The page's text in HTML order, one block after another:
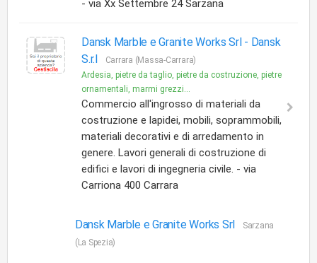
- via Xx Settembre 24 Sarzana
Dansk Marble e Granite Works Srl - Dansk
S.r.l
Carrara (Massa-Carrara)
Ardesia, pietre da taglio, pietre da costruzione, pietre
ornamentali, marmi grezzi...
Commercio all'ingrosso di materiali da
costruzione e lapidei, mobili, soprammobili,
materiali decorativi e di arredamento in
genere. Lavori generali di costruzione di
edifici e lavori di ingegneria civile. - via
Carriona 400 Carrara
Dansk Marble e Granite Works Srl
Sarzana
(La Spezia)